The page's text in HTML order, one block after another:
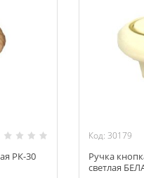
РК-30
Код: 30179
Ручка
светлая